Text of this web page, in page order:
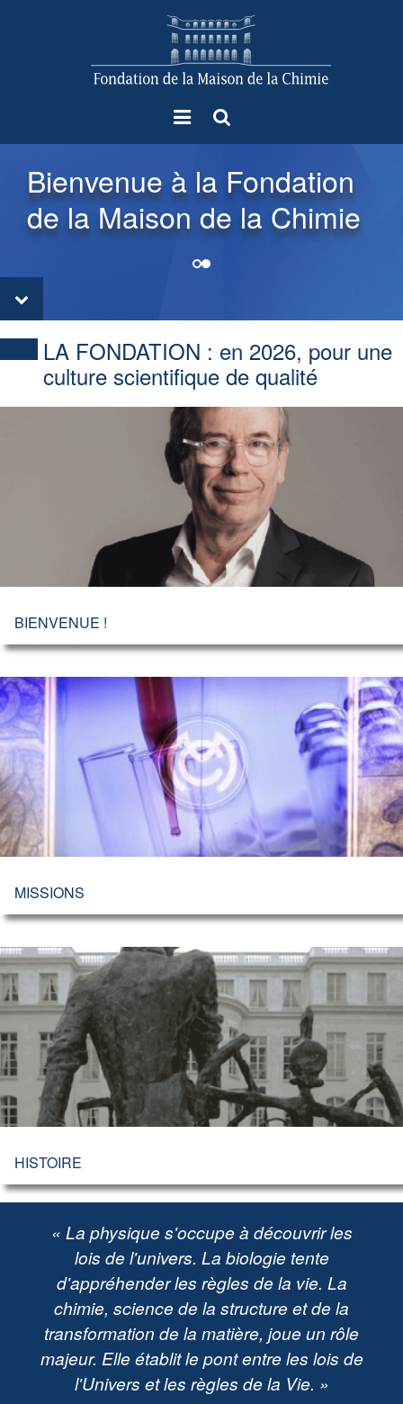
MenuRechercher
Bienvenue à la Fondation
de la Maison de la Chimie
LA FONDATION : en 2026, pour une
culture scientifique de qualité
BIENVENUE !
MISSIONS
HISTOIRE
« La physique s'occupe à découvrir les
lois de l'univers. La biologie tente
d'appréhender les règles de la vie. La
chimie, science de la structure et de la
transformation de la matière, joue un rôle
majeur. Elle établit le pont entre les lois de
l'Univers et les règles de la Vie. »